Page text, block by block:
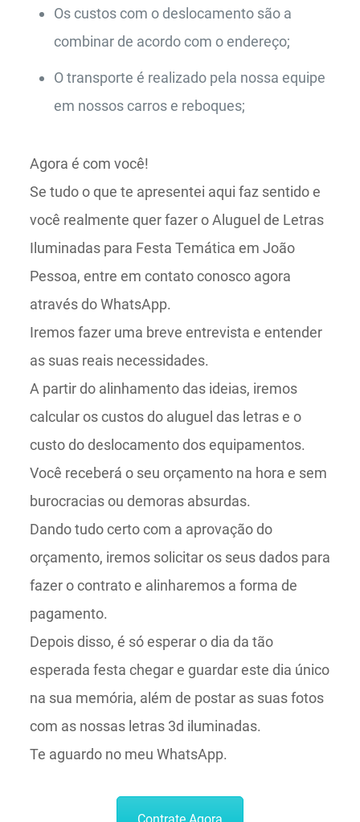
Os custos com o deslocamento são a
combinar de acordo com o endereço;
O transporte é realizado pela nossa equipe
em nossos carros e reboques;
Agora é com você!
Se tudo o que te apresentei aqui faz sentido e
você realmente quer fazer o Aluguel de Letras
Iluminadas para Festa Temática em João
Pessoa, entre em contato conosco agora
através do WhatsApp.
Iremos fazer uma breve entrevista e entender
as suas reais necessidades.
A partir do alinhamento das ideias, iremos
calcular os custos do aluguel das letras e o
custo do deslocamento dos equipamentos.
Você receberá o seu orçamento na hora e sem
burocracias ou demoras absurdas.
Dando tudo certo com a aprovação do
orçamento, iremos solicitar os seus dados para
fazer o contrato e alinharemos a forma de
pagamento.
Depois disso, é só esperar o dia da tão
esperada festa chegar e guardar este dia único
na sua memória, além de postar as suas fotos
com as nossas letras 3d iluminadas.
Te aguardo no meu WhatsApp.